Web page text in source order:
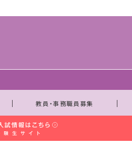
｜ 教員・事務職員募集 ｜
｜ お問い合わせ窓口一覧
｜ 個人情報保護規程